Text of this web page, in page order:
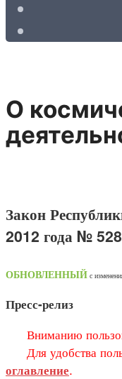
О
Закон
2012 года №
ОБНОВЛЕННЫЙ с
Пресс-релиз
Вниманию
Для удобства
оглавление.